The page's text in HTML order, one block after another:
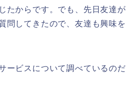
たからです。でも、先日友達が
問してきたので、友達も興味を
ービスについて調べているのだ